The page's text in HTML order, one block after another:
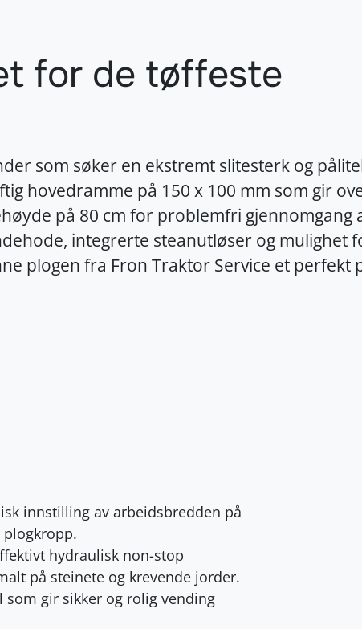
for de tøffeste
som søker en ekstremt slitesterk og
hovedramme på 150 x 100 mm som gir
på 80 cm for problemfri gjennomgang
integrerte steanutløser og mulighet
plogen fra Fron Traktor Service et perfekt
innstilling av arbeidsbredden på
plogkropp.
hydraulisk non-stop
på steinete og krevende jorder.
som gir sikker og rolig vending